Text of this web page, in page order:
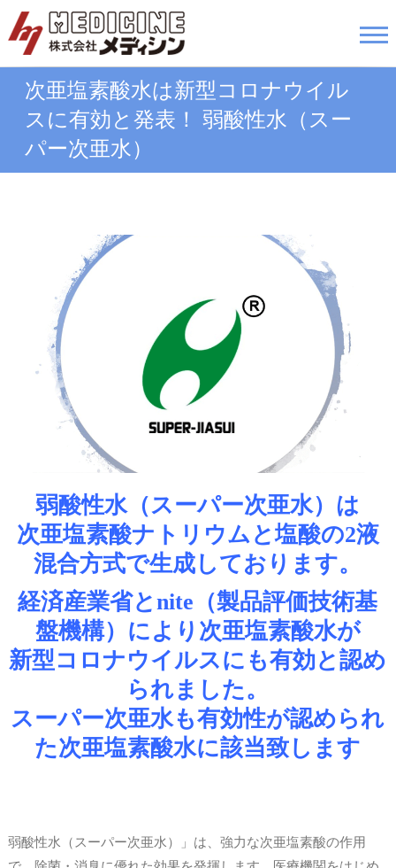
Skip
content
株式会社メディシン
次亜塩素酸水は新型コロナウイル
スに有効と発表！弱酸性水（スー
パー次亜水）
弱酸性水（スーパー次亜水）は
次亜塩素酸ナトリウムと塩酸の2液
混合方式で生成しております。
経済産業省とnite（製品評価技術基
盤機構）により次亜塩素酸水が
新型コロナウイルスにも有効と認め
られました。
スーパー次亜水も有効性が認められ
た次亜塩素酸水に該当致します
弱酸性水（スーパー次亜水）」は、強力な次亜塩素酸の作用